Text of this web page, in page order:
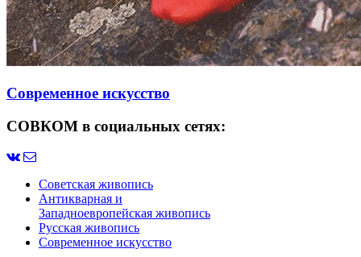
Современное искусство
СОВКОМ в социальных сетях:
Советская живопись
Антикварная и
Западноевропейская живопись
Русская живопись
Современное искусство